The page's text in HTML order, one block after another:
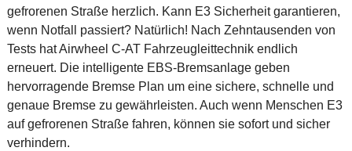
gefrorenen Straße herzlich. Kann E3 Sicherheit garantieren,
wenn Notfall passiert? Natürlich! Nach Zehntausenden von
Tests hat Airwheel C-AT Fahrzeugleittechnik endlich
erneuert. Die intelligente EBS-Bremsanlage geben
hervorragende Bremse Plan um eine sichere, schnelle und
genaue Bremse zu gewährleisten. Auch wenn Menschen E3
auf gefrorenen Straße fahren, können sie sofort und sicher
verhindern.